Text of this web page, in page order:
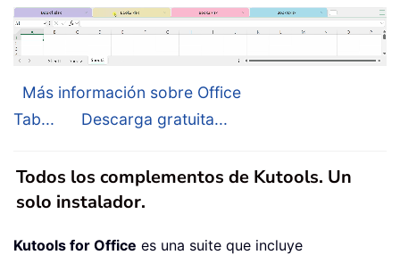
Más información sobre Office
Tab...
Descarga gratuita...
Todos los complementos de Kutools. Un
solo instalador.
Kutools for Office es una suite que incluye